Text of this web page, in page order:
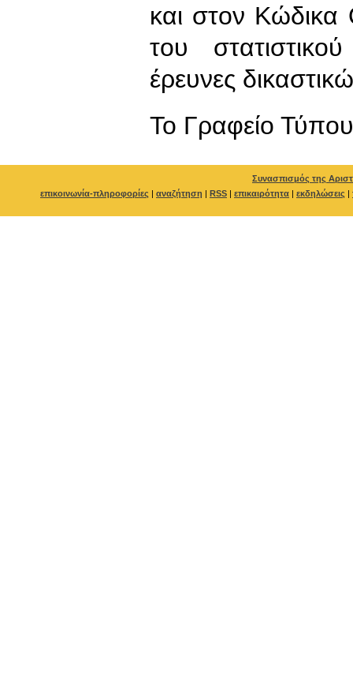
και στον
του
έρευνες
To Γραφείο Τύπου
Συνασπισμός της
επικοινωνία-πληροφορίες | αναζήτηση | RSS | επικαιρότητα | εκδηλώσεις |